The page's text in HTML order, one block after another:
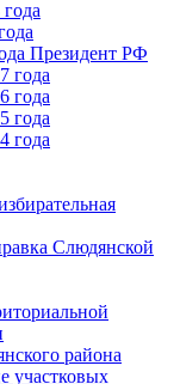
Президент РФ
года
года
года
года
Слюдянской
района
участковых